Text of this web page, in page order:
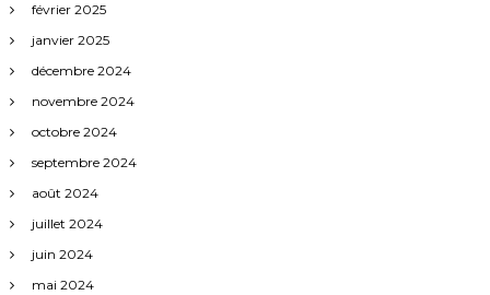
février 2025
janvier 2025
décembre 2024
novembre 2024
octobre 2024
septembre 2024
août 2024
juillet 2024
juin 2024
mai 2024